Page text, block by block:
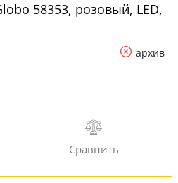
58353, розовый, LED,
архив